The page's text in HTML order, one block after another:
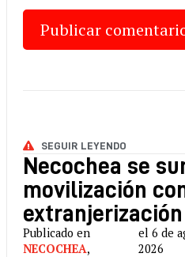
SEGUIR LEYENDO
Necochea se
movilización
Publicado en
NECOCHEA,
el 6 de
2026